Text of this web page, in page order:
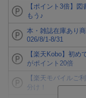
【ポイント3倍】
もう♪
本・雑誌在庫あり
026/8/1-8/31
【楽天Kobo】初
がポイント20倍
【楽天モバイルご
分け！